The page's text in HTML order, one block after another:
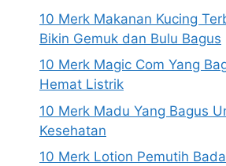
10 Merk Makanan Kucing
Bikin Gemuk dan Bulu Bagus
10 Merk Magic Com Yang
Hemat Listrik
10 Merk Madu Yang Bagus
Kesehatan
10 Merk Lotion Pemutih